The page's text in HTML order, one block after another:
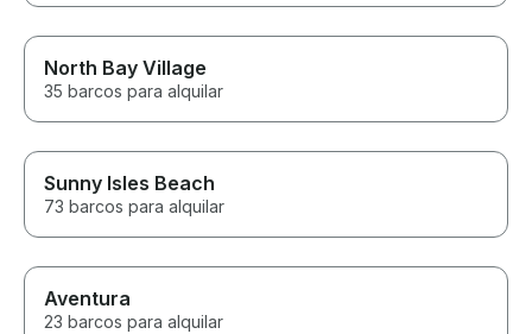
North Bay Village
35 barcos para alquilar
Sunny Isles Beach
73 barcos para alquilar
Aventura
23 barcos para alquilar